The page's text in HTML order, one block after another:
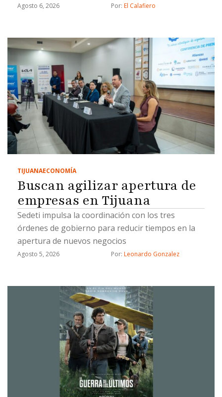
Chicali
Agosto 6, 2026 Por: El Calafiero
TIJUANAECONOMÍA
Buscan agilizar apertura de
empresas en Tijuana
Sedeti impulsa la coordinación con los tres
órdenes de gobierno para reducir tiempos en la
apertura de nuevos negocios
Agosto 5, 2026 Por: Leonardo Gonzalez